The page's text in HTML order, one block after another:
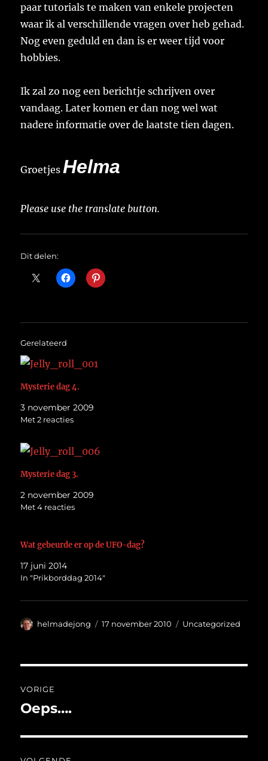
paar tutorials te maken van enkele projecten
waar ik al verschillende vragen over heb gehad.
Nog even geduld en dan is er weer tijd voor
hobbies.
Ik zal zo nog een berichtje schrijven over
vandaag. Later komen er dan nog wel wat
nadere informatie over de laatste tien dagen.
Groetjes Helma
Please use the translate button.
Dit delen:
Gerelateerd
Mysterie dag 4.
3 november 2009
Met 2 reacties
Mysterie dag 3.
2 november 2009
Met 4 reacties
Wat gebeurde er op de UFO-dag?
17 juni 2014
In "Prikborddag 2014"
Auteur
helmadejong
Geplaatst
17 november 2010 Categorieën
Uncategorized
navigatie
VORIGE
Vorig
Oeps….